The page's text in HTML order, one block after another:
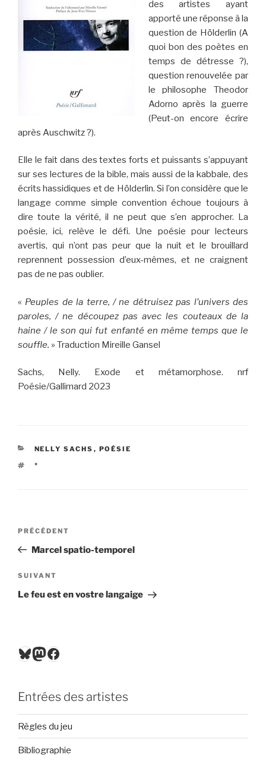
des artistes ayant
apporté une réponse à la
question de Hölderlin (A
quoi bon des poètes en
temps de détresse ?),
question renouvelée par
le philosophe Theodor
Adorno après la guerre
(Peut-on encore écrire
après Auschwitz ?).
Elle le fait dans des textes forts et puissants s’appuyant
sur ses lectures de la bible, mais aussi de la kabbale, des
écrits hassidiques et de Hölderlin. Si l’on considère que le
langage comme simple convention échoue toujours à
dire toute la vérité, il ne peut que s’en approcher. La
poésie, ici, relève le défi. Une poésie pour lecteurs
avertis, qui n’ont pas peur que la nuit et le brouillard
reprennent possession d’eux-mêmes, et ne craignent
pas de ne pas oublier.
« Peuples de la terre, / ne détruisez pas l’univers des
paroles, / ne découpez pas avec les couteaux de la
haine / le son qui fut enfanté en même temps que le
souffle. » Traduction Mireille Gansel
Sachs, Nelly. Exode et métamorphose. nrf
Poésie/Gallimard 2023
CATÉGORIES
NELLY SACHS , POÉSIE
ÉTIQUETTES
°
Navigation
l’article
Article
précédent
PRÉCÉDENT
Marcel spatio-temporel
Article
suivant
SUIVANT
Le feu est en vostre langaige
Bluesky
Mastodon
Facebook
Entrées des artistes
Règles du jeu
Bibliographie